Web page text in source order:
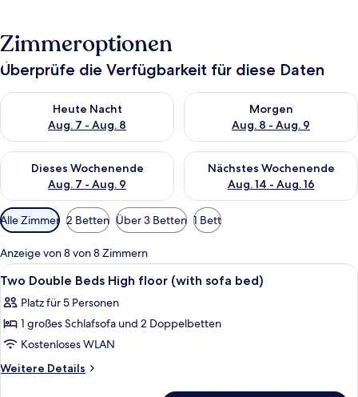
Zimmeroptionen
Überprüfe die Verfügbarkeit für diese Daten
Heute Nacht
Aug. 7 - Aug. 8
Überprüfe die Verfügbarkeit für heute Nacht, Aug. 7 - Aug. 8.
Morgen
Aug. 8 - Aug. 9
Überprüfe die Verfügbarkeit
Dieses Wochenende
Aug. 7 - Aug. 9
Überprüfe die Verfügbarkeit für dieses Wochenende, Aug. 7
Nächstes Wochenende
Aug. 14 - Aug. 16
Überprüfe die Verfügbarkeit
Verfügbare
Filter
für
Zimmer
Alle Zimmer 2 Betten Über 3 Betten 1 Bett
Anzeige von 8 von 8 Zimmern
Alle
Fotos
für
Two
Double
Beds
Ein Hotelzimmer mit einer Couch,
14
Two Double Beds High floor (with sofa bed)
Platz für 5 Personen
1 großes Schlafsofa und 2 Doppelbetten
Kostenloses WLAN
Weitere Details
Weitere